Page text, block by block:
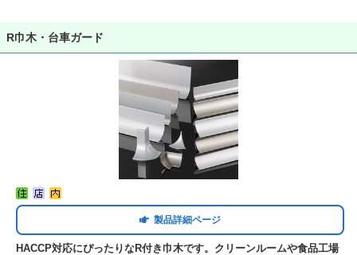
R巾木・台車ガード
製品詳細ページ
HACCP対応にぴったりなR付き巾木です。クリーンルームや食品工場